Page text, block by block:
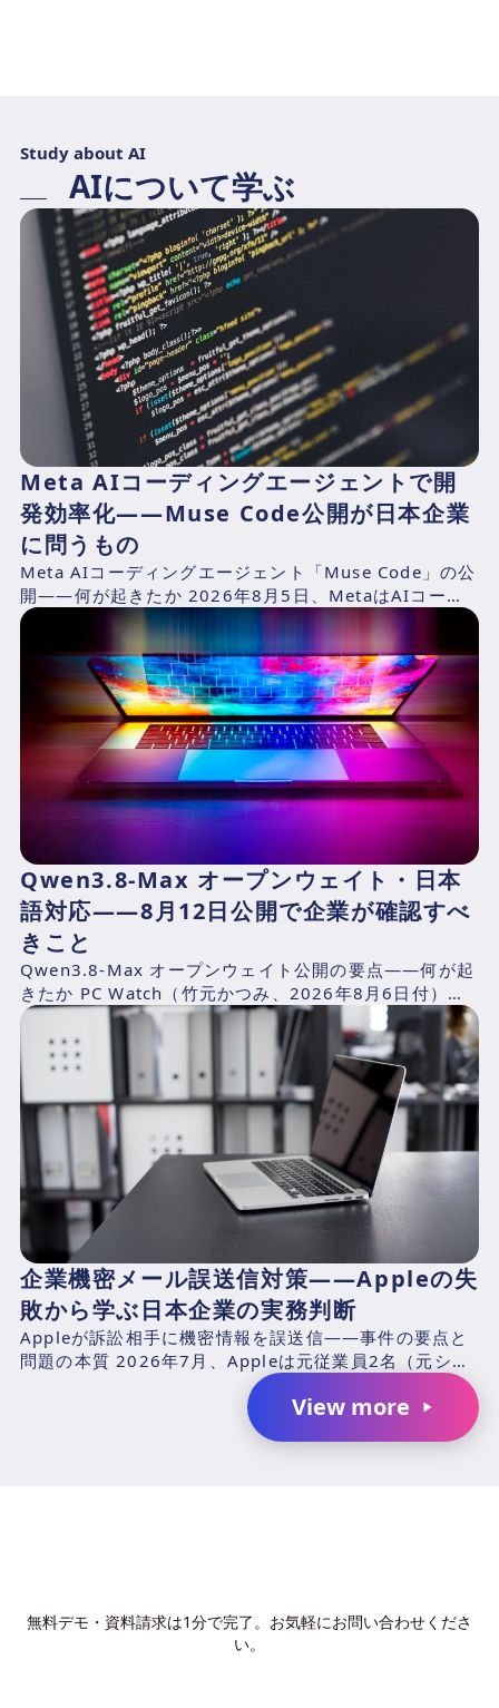
Study about AI
AIについて学ぶ
Meta AIコーディングエージェントで開
発効率化——Muse Code公開が日本企業
に問うもの
Meta AIコーディングエージェント「Muse Code」の公
開——何が起きたか 2026年8月5日、MetaはAIコーデ
ィングエージェント「Muse Cod...
Qwen3.8-Max オープンウェイト・日本
語対応——8月12日公開で企業が確認すべ
きこと
Qwen3.8-Max オープンウェイト公開の要点——何が起
きたか PC Watch（竹元かつみ、2026年8月6日付）の
報道によれば、AlibabaのQwen...
企業機密メール誤送信対策——Appleの失
敗から学ぶ日本企業の実務判断
Appleが訴訟相手に機密情報を誤送信——事件の要点と
問題の本質 2026年7月、Appleは元従業員2名（元シニ
アシステムズエンジニアのChang Liuおよ...
View more
無料デモ・資料請求は1分で完了。お気軽にお問い合わせくださ
い。